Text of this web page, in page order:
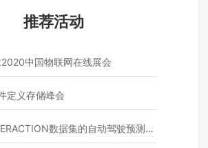
推荐活动
中国物联网在线展会
定义存储峰会
数据集的自动驾驶预测模型挑战赛